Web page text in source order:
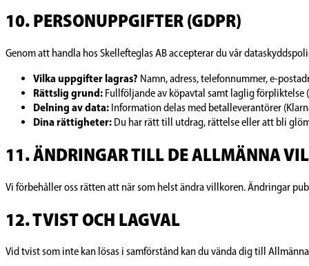
10. PERSONUPPGIFTER (GDPR)
Genom att handla hos Skellefteglas AB accepterar du vår
Vilka uppgifter lagras? Namn, adress, telefonnummer, e-
Rättslig grund: Fullföljande av köpavtal samt laglig förpliktelse
Delning av data: Information delas med betalleverantörer
Dina rättigheter: Du har rätt till utdrag, rättelse eller att bli
11. ÄNDRINGAR TILL DE ALLMÄNNA
Vi förbehåller oss rätten att när som helst ändra villkoren. Ändringar
12. TVIST OCH LAGVAL
Vid tvist som inte kan lösas i samförstånd kan du vända dig till